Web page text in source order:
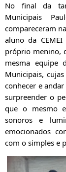
No final da
Municipais
compareceram
aluno da
próprio menino,
mesma equipe
Municipais,
conhecer e
surpreender o
que o mesmo
sonoros e
emocionados
com o simples e